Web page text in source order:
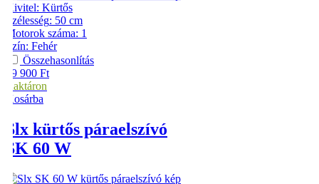
Kivitel: Kürtős
Szélesség: 50 cm
Motorok száma: 1
Szín: Fehér
Összehasonlítás
29 900 Ft
Raktáron
Kosárba
Slx kürtős páraelszívó
SK 60 W